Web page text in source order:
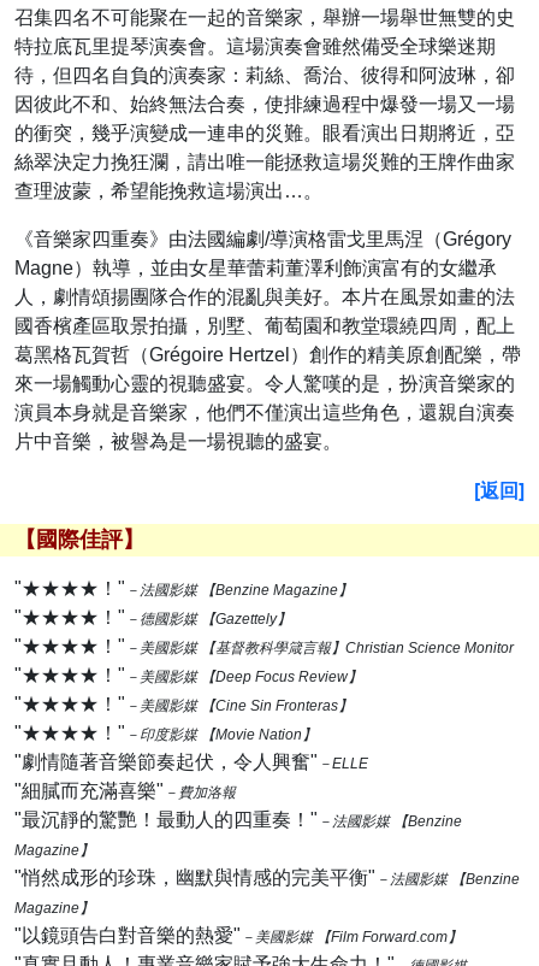
召集四名不可能聚在一起的音樂家，舉辦一場舉世無雙的史
特拉底瓦里提琴演奏會。這場演奏會雖然備受全球樂迷期
待，但四名自負的演奏家：莉絲、喬治、彼得和阿波琳，卻
因彼此不和、始終無法合奏，使排練過程中爆發一場又一場
的衝突，幾乎演變成一連串的災難。眼看演出日期將近，亞
絲翠決定力挽狂瀾，請出唯一能拯救這場災難的王牌作曲家
查理波蒙，希望能挽救這場演出…。
《音樂家四重奏》由法國編劇/導演格雷戈里馬涅（Grégory
Magne）執導，並由女星華蕾莉董澤利飾演富有的女繼承
人，劇情頌揚團隊合作的混亂與美好。本片在風景如畫的法
國香檳產區取景拍攝，別墅、葡萄園和教堂環繞四周，配上
葛黑格瓦賀哲（Grégoire Hertzel）創作的精美原創配樂，帶
來一場觸動心靈的視聽盛宴。令人驚嘆的是，扮演音樂家的
演員本身就是音樂家，他們不僅演出這些角色，還親自演奏
片中音樂，被譽為是一場視聽的盛宴。
[返回]
【國際佳評】
"★★★★！" －法國影媒 【Benzine Magazine】
"★★★★！" －德國影媒 【Gazettely】
"★★★★！" －美國影媒 【基督教科學箴言報】Christian Science Monitor
"★★★★！" －美國影媒 【Deep Focus Review】
"★★★★！" －美國影媒 【Cine Sin Fronteras】
"★★★★！" －印度影媒 【Movie Nation】
"劇情隨著音樂節奏起伏，令人興奮" －ELLE
"細膩而充滿喜樂" －費加洛報
"最沉靜的驚艷！最動人的四重奏！" －法國影媒 【Benzine
Magazine】
"悄然成形的珍珠，幽默與情感的完美平衡" －法國影媒 【Benzine
Magazine】
"以鏡頭告白對音樂的熱愛" －美國影媒 【Film Forward.com】